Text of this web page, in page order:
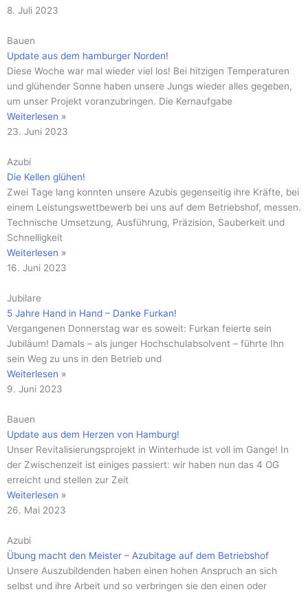
8. Juli 2023
Bauen
Update aus dem hamburger Norden!
Diese Woche war mal wieder viel los! Bei hitzigen Temperaturen
und glühender Sonne haben unsere Jungs wieder alles gegeben,
um unser Projekt voranzubringen. Die Kernaufgabe
Weiterlesen »
23. Juni 2023
Azubi
Die Kellen glühen!
Zwei Tage lang konnten unsere Azubis gegenseitig ihre Kräfte, bei
einem Leistungswettbewerb bei uns auf dem Betriebshof, messen.
Technische Umsetzung, Ausführung, Präzision, Sauberkeit und
Schnelligkeit
Weiterlesen »
16. Juni 2023
Jubilare
5 Jahre Hand in Hand – Danke Furkan!
Vergangenen Donnerstag war es soweit: Furkan feierte sein
Jubiläum! Damals – als junger Hochschulabsolvent – führte Ihn
sein Weg zu uns in den Betrieb und
Weiterlesen »
9. Juni 2023
Bauen
Update aus dem Herzen von Hamburg!
Unser Revitalisierungsprojekt in Winterhude ist voll im Gange! In
der Zwischenzeit ist einiges passiert: wir haben nun das 4 OG
erreicht und stellen zur Zeit
Weiterlesen »
26. Mai 2023
Azubi
Übung macht den Meister – Azubitage auf dem Betriebshof
Unsere Auszubildenden haben einen hohen Anspruch an sich
selbst und ihre Arbeit und so verbringen sie den einen oder